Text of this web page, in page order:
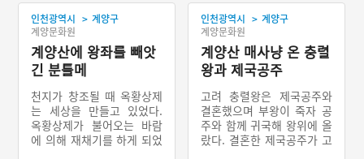
인천광역시 > 계양구
계양문화원
계양산에 왕좌를 빼앗
긴 분틀메
천지가 창조될 때 옥황상제
는 세상을 만들고 있었다.
옥황상제가 불어오는 바람
에 의해 재채기를 하게 되었
인천광역시 > 계양구
계양문화원
계양산 매사냥 온 충렬
왕과 제국공주
고려 충렬왕은 제국공주와
결혼했으며 부왕이 죽자 공
주와 함께 귀국해 왕위에 올
랐다. 결혼한 제국공주가 고